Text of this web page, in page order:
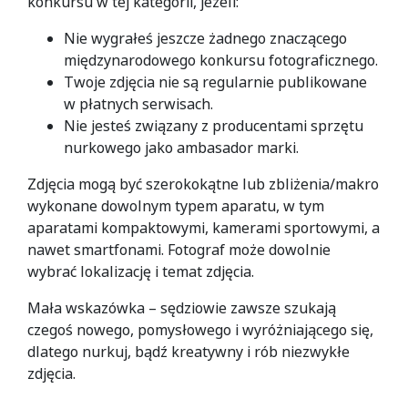
Nie wygrałeś jeszcze żadnego znaczącego
międzynarodowego konkursu fotograficznego.
Twoje zdjęcia nie są regularnie publikowane
w płatnych serwisach.
Nie jesteś związany z producentami sprzętu
nurkowego jako ambasador marki.
Zdjęcia mogą być szerokokątne lub zbliżenia/makro
wykonane dowolnym typem aparatu, w tym
aparatami kompaktowymi, kamerami sportowymi, a
nawet smartfonami. Fotograf może dowolnie
wybrać lokalizację i temat zdjęcia.
Mała wskazówka – sędziowie zawsze szukają
czegoś nowego, pomysłowego i wyróżniającego się,
dlatego nurkuj, bądź kreatywny i rób niezwykłe
zdjęcia.